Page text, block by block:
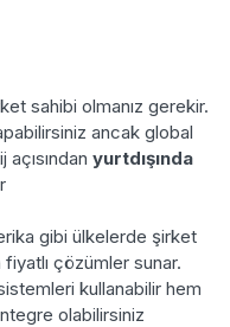
sahibi olmanız gerekir.
ancak global
yurtdışında
gibi ülkelerde şirket
çözümler sunar.
kullanabilir hem
olabilirsiniz